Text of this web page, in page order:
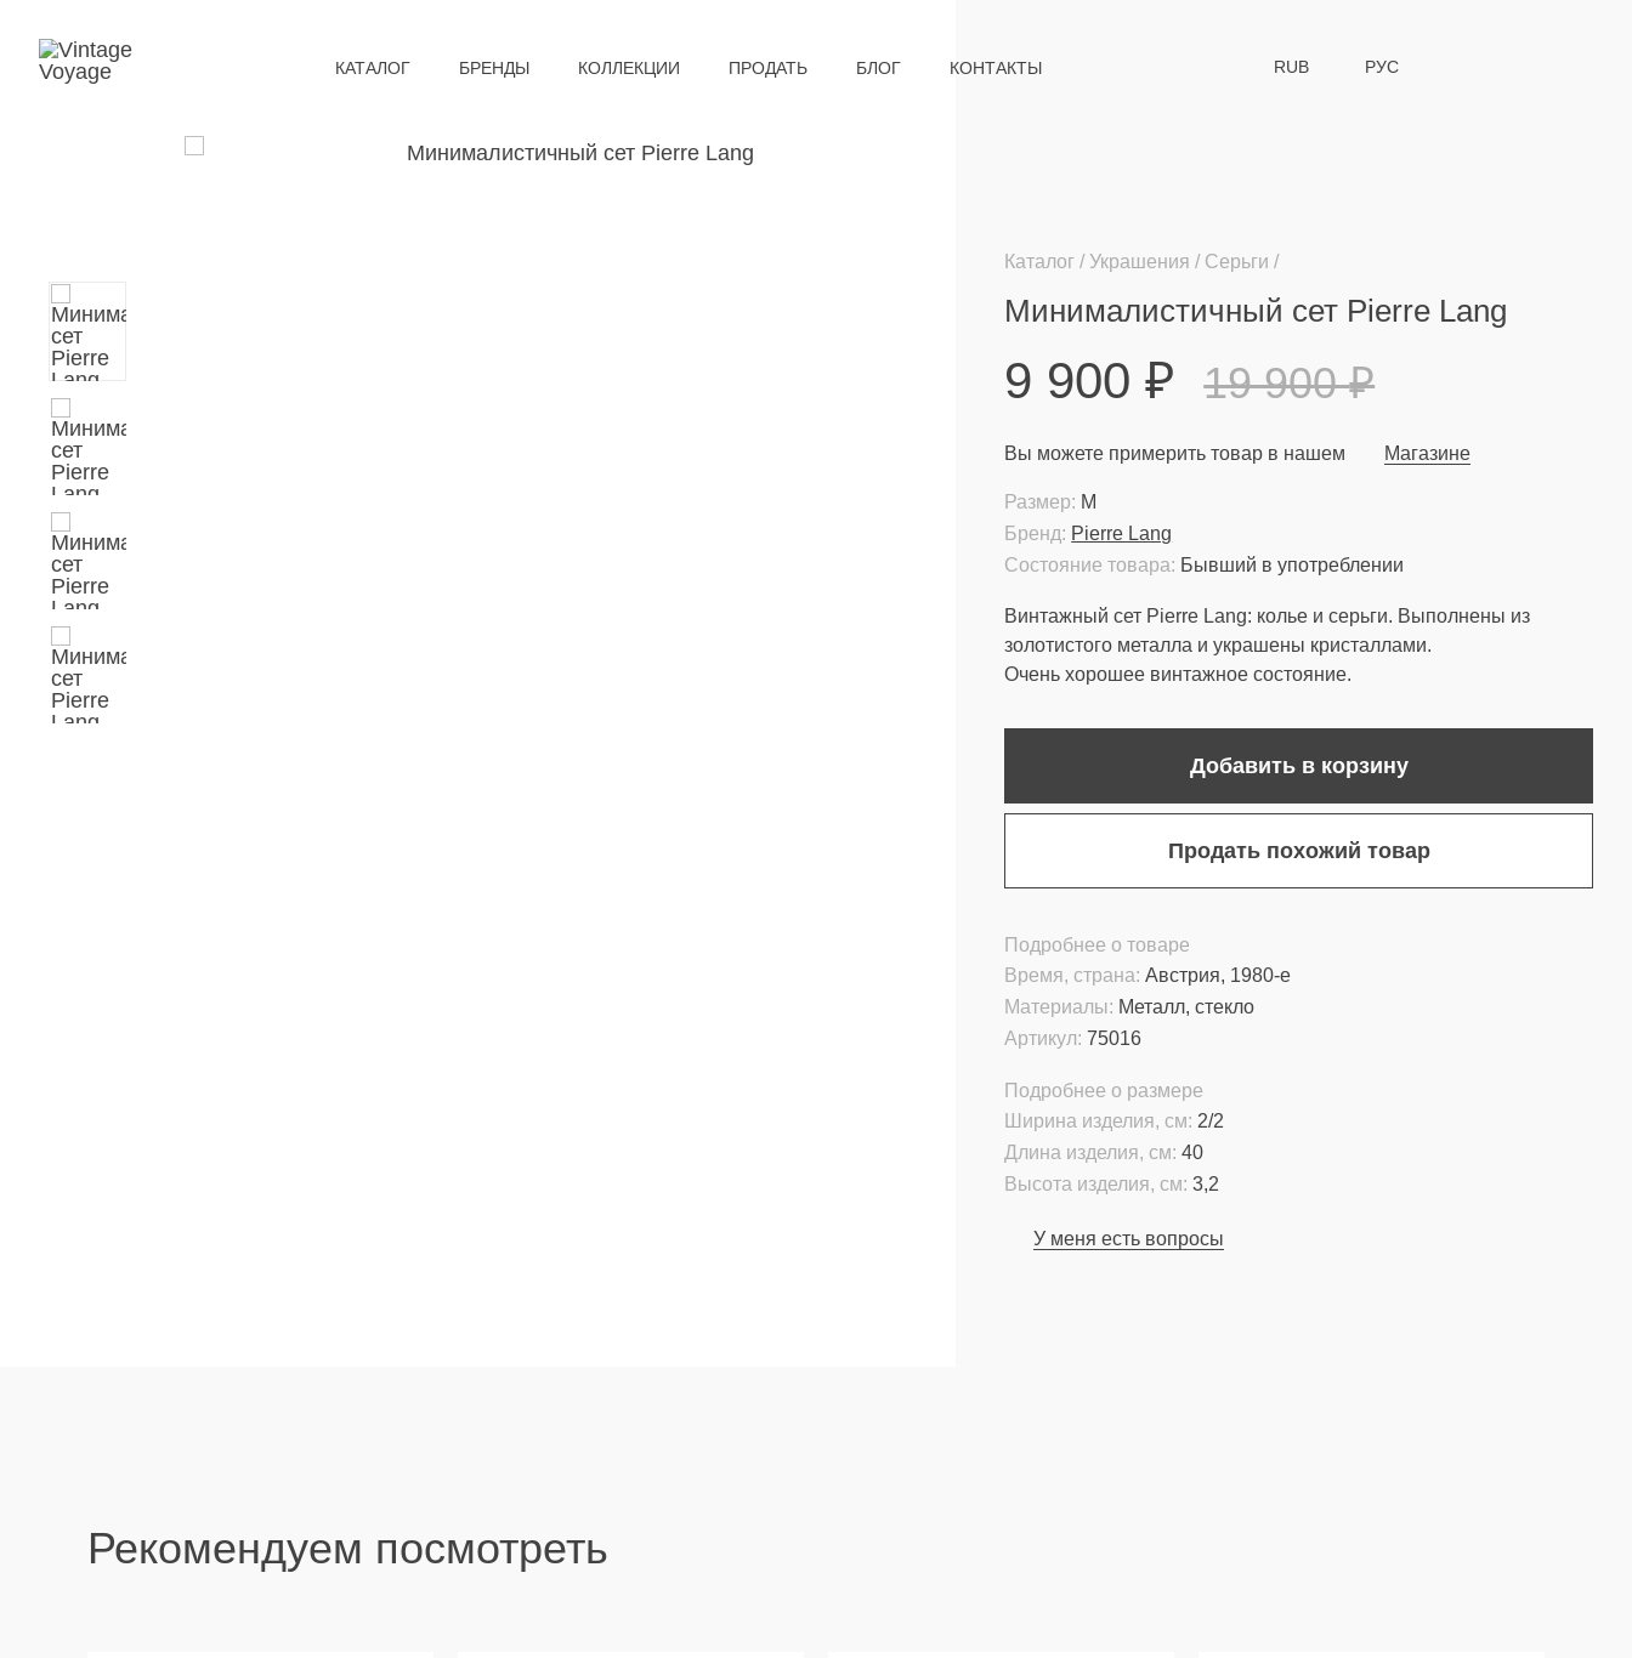
КАТАЛОГ БРЕНДЫ КОЛЛЕКЦИИ ПРОДАТЬ БЛОГ КОНТАКТЫ RUB РУС
Каталог Украшения Серьги
Минималистичный сет Pierre Lang
9 900₽ 19 900₽
Вы можете примерить товар в нашем Магазине
Состояние товара: Бывший в употреблении
Бренд: Pierre Lang
Размер: M
Винтажный сет Pierre Lang: колье и серьги. Выполнены из
золотистого металла и украшены кристаллами.
Очень хорошее винтажное состояние.
Добавить в корзину
Продать похожий товар
Подробнее о товаре
Материалы: Металл, стекло
Время, страна: Австрия, 1980-е
Артикул: 75016
Подробнее о размере
Высота изделия, см: 3,2
Длина изделия, см: 40
Ширина изделия, см: 2/2
У меня есть вопросы
Рекомендуем посмотреть